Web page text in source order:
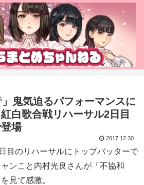
鬼気迫るパフォーマンスに
白歌合戦リハーサル2日目
場
2017.12.30
目のリハーサルにトップバッターで
ンこと内村光良さんが「不協和
見て感激。